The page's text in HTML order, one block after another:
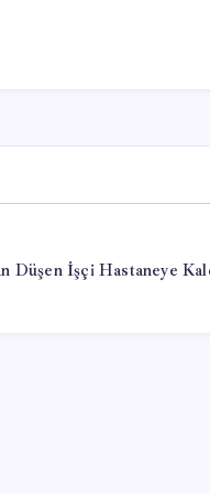
Düşen İşçi Hastaneye